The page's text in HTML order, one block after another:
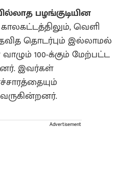
பழங்குடியின
வெளி
தொடர்பும் இல்லாமல்
100-க்கும் மேற்பட்ட
இவர்கள்
Advertisement